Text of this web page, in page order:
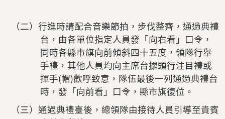
（二）行進時請配合音樂節拍，步伐整齊，通過典禮
台，由各單位指定人員發「向右看」口令，
同時各縣市旗向前傾斜四十五度，領隊行舉
手禮，其他人員均向主席台擺頭行注目禮或
揮手(帽)歡呼致意，隊伍最後一列通過典禮台
時，發「向前看」口令，縣市旗復位。
（三）通過典禮臺後，總領隊由接待人員引導至貴賓